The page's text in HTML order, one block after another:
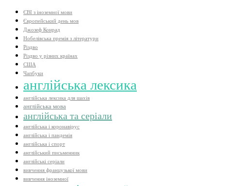
ЄВІ з іноземної мови
Європейський день мов
Джозеф Конрад
Нобелівська премія з літератури
Різдво
Різдво у різних країнах
США
Чапбуки
англійська лексика
англійська лексика для шахів
англійська мова
англійська та серіали
англійська і коронавірус
англійська і пандемія
англійська і спорт
англійський письменник
англійські серіали
вивчення французької мови
вивчення іноземної